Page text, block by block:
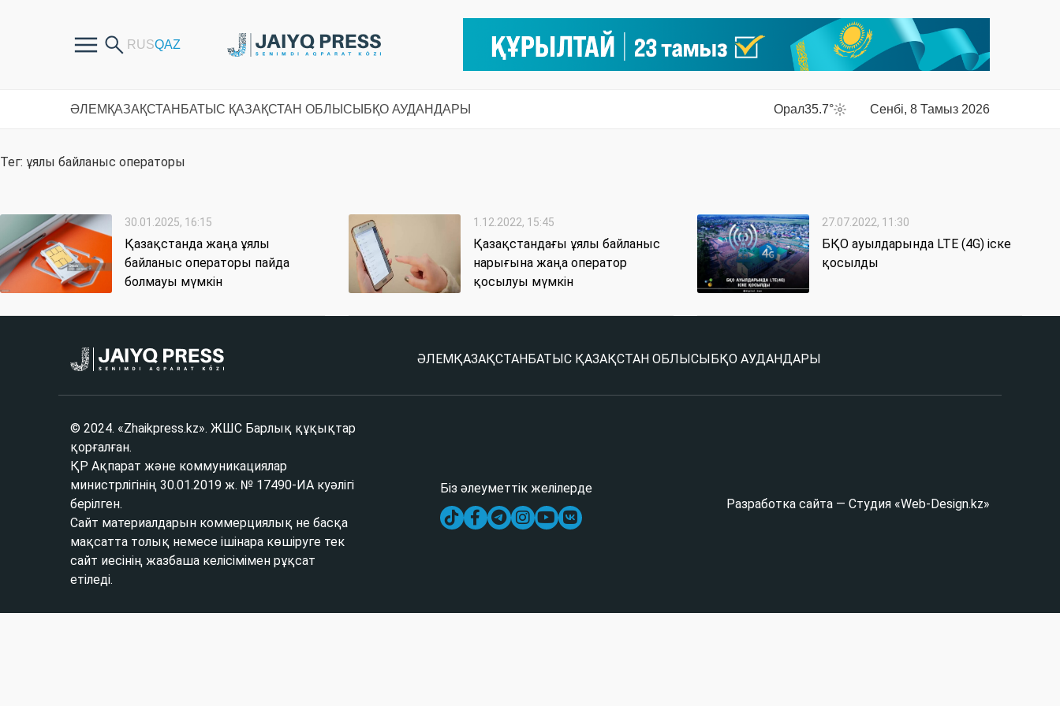
ӘЛЕМ ҚАЗАҚСТАН БАТЫС ҚАЗАҚСТАН ОБЛЫСЫ БҚО АУДАНДАРЫ Орал35.7° Сенбі, 8 Тамыз 2026
Тег: ұялы байланыс операторы
30.01.2025, 16:15
Қазақстанда жаңа ұялы
байланыс операторы пайда
болмауы мүмкін
1.12.2022, 15:45
Қазақстандағы ұялы байланыс
нарығына жаңа оператор
қосылуы мүмкін
27.07.2022, 11:30
БҚО ауылдарында LTE (4G) іске
қосылды
ӘЛЕМ ҚАЗАҚСТАН БАТЫС ҚАЗАҚСТАН ОБЛЫСЫ БҚО АУДАНДАРЫ
© 2024. «Zhaikpress.kz». ЖШС Барлық құқықтар
қорғалған.
ҚР Ақпарат және коммуникациялар
министрлігінің 30.01.2019 ж. № 17490-ИА куәлігі
берілген.
Сайт материалдарын коммерциялық не басқа
мақсатта толық немесе ішінара көшіруге тек
сайт иесінің жазбаша келісімімен рұқсат
етіледі.
Біз әлеуметтік желілерде
Разработка сайта — Студия «Web-Design.kz»